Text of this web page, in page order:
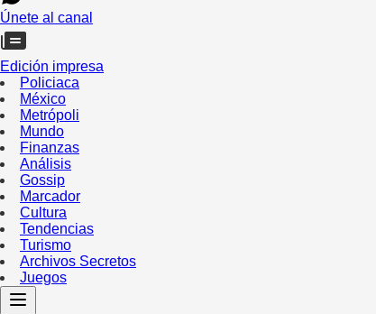
Únete al canal
Edición impresa
Policiaca
México
Metrópoli
Mundo
Finanzas
Análisis
Gossip
Marcador
Cultura
Tendencias
Turismo
Archivos Secretos
Juegos